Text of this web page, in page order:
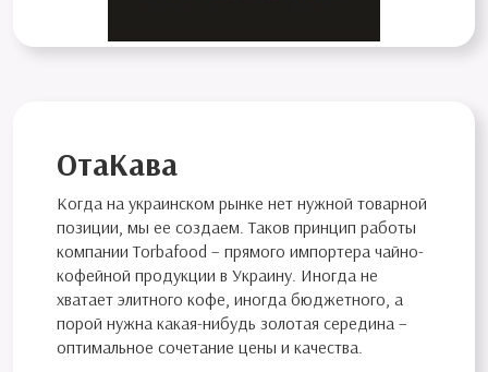
ОтаКава
Когда на украинском рынке нет нужной товарной
позиции, мы ее создаем. Таков принцип работы
компании Torbafood – прямого импортера чайно-
кофейной продукции в Украину. Иногда не
хватает элитного кофе, иногда бюджетного, а
порой нужна какая-нибудь золотая середина –
оптимальное сочетание цены и качества.